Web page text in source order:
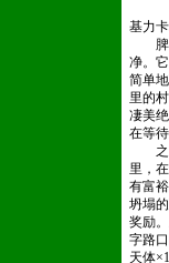
基力
脾气
净。
简单
里的
凄美
在等
之后
里，
有富
坍塌
奖励
字路
天体